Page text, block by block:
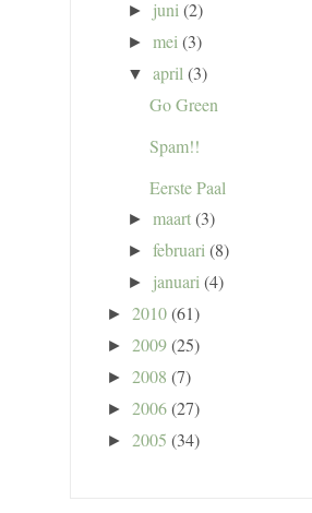
► juni(2)
►mei(3)
▼ april(3)
Go Green
Spam!!
Eerste Paal
►maart(3)
►februari(8)
► januari(4)
► 2010(61)
► 2009(25)
► 2008 (7)
► 2006(27)
► 2005 (34)